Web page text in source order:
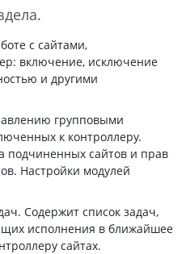
с сайтами,
включение, исключение
и другими
групповыми
к контроллеру.
подчиненных сайтов и прав
Настройки модулей
Содержит список задач,
исполнения в ближайшее
сайтах.